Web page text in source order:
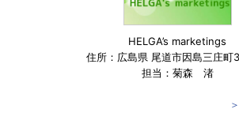
HELGA’s marketings
住所：広島県 尾道市因島三庄町
担当：菊森 渚